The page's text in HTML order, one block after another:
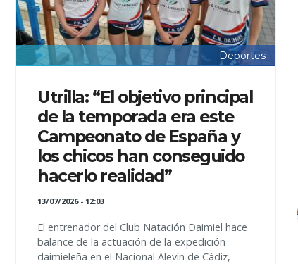
Deportes
Utrilla: “El objetivo principal
de la temporada era este
Campeonato de España y
los chicos han conseguido
hacerlo realidad”
13/07/2026 - 12:03
El entrenador del Club Natación Daimiel hace
balance de la actuación de la expedición
daimieleña en el Nacional Alevín de Cádiz,